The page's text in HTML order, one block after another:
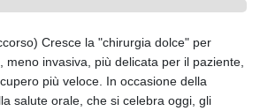
Cresce la "chirurgia dolce" per
meno invasiva, più delicata per il paziente,
più veloce. In occasione della
salute orale, che si celebra oggi, gli